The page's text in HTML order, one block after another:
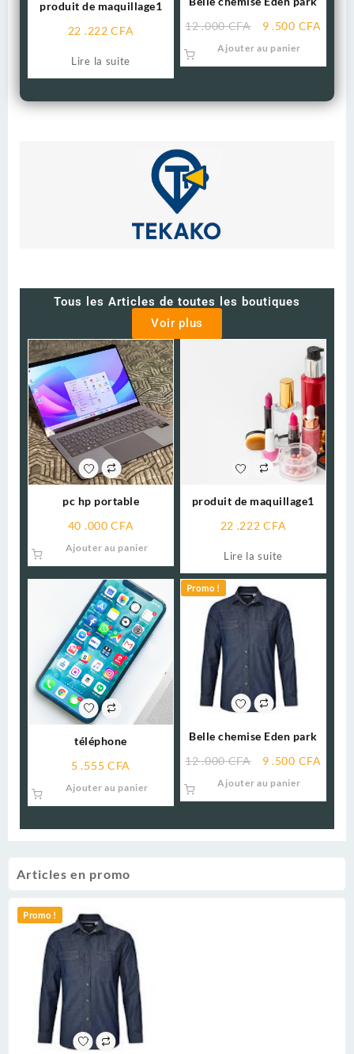
Articles en promo
Promo !
produit de maquillage1
22 .222CFA
Lire la suite
12 .000CFA 9 .500 CFA
Ajouter au panier
Tous les Articles de toutes les boutiques
Voir plus
pc hp portable
40 .000CFA
Ajouter au panier
produit de maquillage1
22 .222CFA
Lire la suite
téléphone
5 .555 CFA
Ajouter au panier
Promo !
Belle chemise Eden park
12 .000CFA 9 .500 CFA
Ajouter au panier